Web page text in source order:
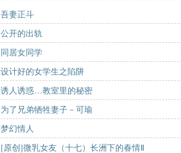
吾妻正斗
公开的出轨
同居女同学
设计好的女学生之陷阱
诱人诱惑…教室里的秘密
为了兄弟牺牲妻子－可瑜
梦幻情人
[原创]微乳女友（十七）长洲下的春情Ⅱ